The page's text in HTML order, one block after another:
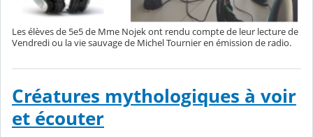
Les élèves de 5e5 de Mme Nojek ont rendu compte de leur lecture de
Vendredi ou la vie sauvage de Michel Tournier en émission de radio.
Créatures mythologiques à voir
et écouter